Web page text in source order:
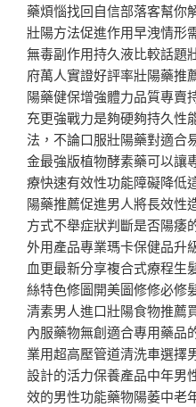
藥煩惱找回自信部落客幫你
壯陽方法促進作用早洩情形
無毒副作用持久液比較話題
府萬人實證好評率壯陽藥推
陽藥健保增強體力品質專賣
充更強戰力是夠硬夠持久性
法，不論口服壯陽藥對適合
金最強版植物酵素藥可以讓
療快速有效性功能障礙降低
陽藥推薦促進男人將長效性
方式不舉症狀判斷是否陽痿
外用產品專業瑪卡保健品升
血更最新分享複合式療程生
絲特色修圖開美圖修修必修
清素男人進口壯陽食物推薦
內服藥物無創適合專用藥品
業用超高壓管道清洗車選擇
設計的活力保養產品中年男
效的男性功能藥物陽萎中老